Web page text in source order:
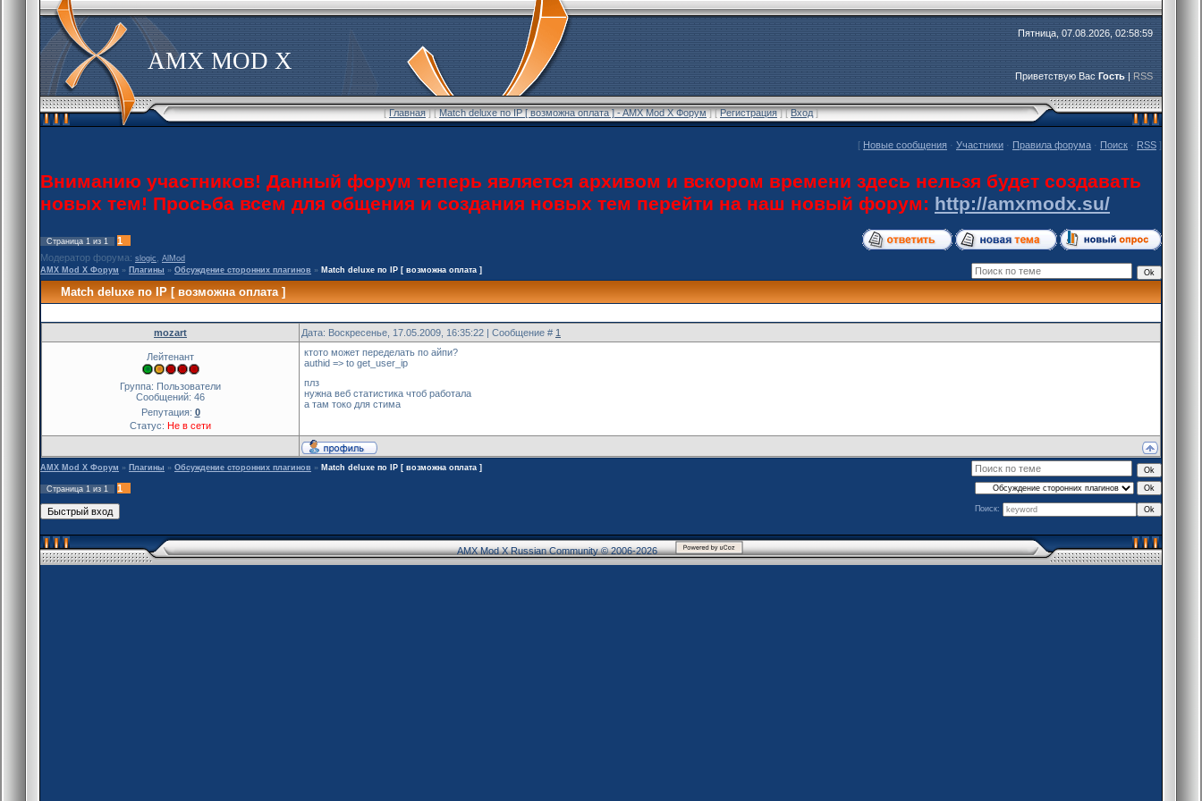
AMX MOD X
Пятница, 07.08.2026, 02:58:59
Приветствую Вас Гость|RSS
[Главная] [Match deluxe по IP [ возможна оплата ] - AMX Mod X Форум] [Регистрация] [Вход]
[ Новые сообщения · Участники · Правила форума · Поиск · RSS ]
Вниманию участников! Данный форум теперь является архивом и вскором времени здесь нельзя будет создавать
новых тем! Просьба всем для общения и создания новых тем перейти на наш новый форум: http://amxmodx.su/
Страница 1 из 1
1
Модератор форума: slogic
AlMod
AMX Mod X Форум » Плагины » Обсуждение сторонних плагинов » Match deluxe по IP [ возможна оплата ]
Match deluxe по IP [ возможна оплата ]
mozart Дата: Воскресенье, 17.05.2009, 16:35:22 | Сообщение # 1
Лейтенант
Группа: Пользователи
Сообщений: 46
Репутация: 0
Статус: Не в сети
ктото может переделать по айпи?
authid => to get_user_ip
плз
нужна веб статистика чтоб работала
а там токо для стима
AMX Mod X Форум » Плагины » Обсуждение сторонних плагинов » Match deluxe по IP [ возможна оплата ]
Страница 1 из 1 1
Поиск:
AMX Mod X Russian Community © 2006-2026